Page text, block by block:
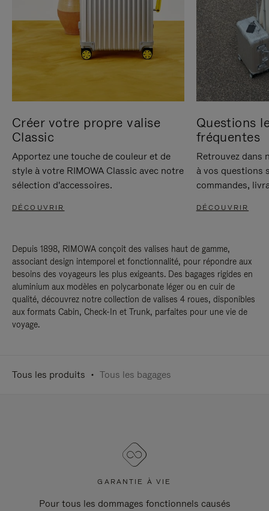
Créer votre propre valise
Classic
Apportez une touche de couleur et de
style à votre RIMOWA Classic avec notre
sélection d'accessoires.
DÉCOUVRIR
Questions
fréquentes
Retrouvez dans
à vos questions
commandes,
DÉCOUVRIR
Depuis 1898, RIMOWA conçoit des valises haut de gamme,
associant design intemporel et fonctionnalité, pour répondre aux
besoins des voyageurs les plus exigeants. Des bagages rigides en
aluminium aux modèles en polycarbonate léger ou en cuir de
qualité, découvrez notre collection de valises 4 roues, disponibles
aux formats Cabin, Check-In et Trunk, parfaites pour une vie de
voyage.
Tous les produits Tous les bagages
GARANTIE À VIE
Pour tous les dommages fonctionnels causés